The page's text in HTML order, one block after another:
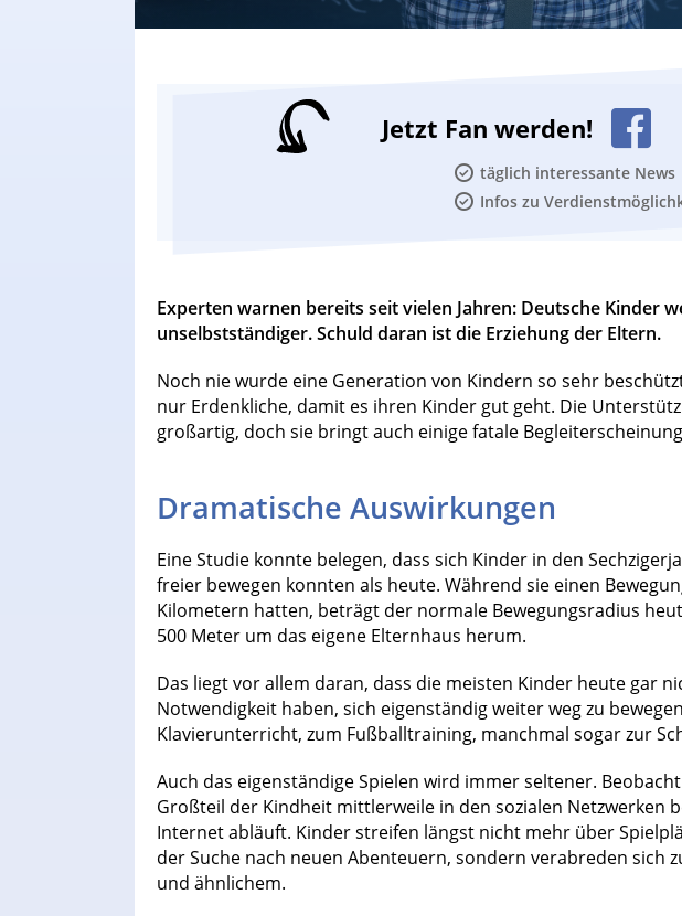
Jetzt Fan werden!
täglich interessante News
Infos zu
Experten warnen bereits seit vielen Jahren: Deutsche Kinder
unselbstständiger. Schuld daran ist die Erziehung der Eltern.
Noch nie wurde eine Generation von Kindern so sehr
nur Erdenkliche, damit es ihren Kinder gut geht. Die
großartig, doch sie bringt auch einige fatale
Dramatische Auswirkungen
Eine Studie konnte belegen, dass sich Kinder in den
freier bewegen konnten als heute. Während sie einen
Kilometern hatten, beträgt der normale Bewegungsradius
500 Meter um das eigene Elternhaus herum.
Das liegt vor allem daran, dass die meisten Kinder heute gar
Notwendigkeit haben, sich eigenständig weiter weg zu
Klavierunterricht, zum Fußballtraining, manchmal sogar zur
Auch das eigenständige Spielen wird immer seltener.
Großteil der Kindheit mittlerweile in den sozialen Netzwerken
Internet abläuft. Kinder streifen längst nicht mehr über
der Suche nach neuen Abenteuern, sondern verabreden sich
und ähnlichem.